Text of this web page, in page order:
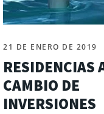
21 DE ENERO DE 2019
RESIDENCIAS
CAMBIO DE
INVERSIONES